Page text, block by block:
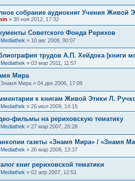
собрание аудиокниг Учения Живой
» 30 ноя 2012, 17:32
Советского Фонда Рерихов
Mediathek » 10 авг 2008, 00:07
трудов А.П. Хейдока (книги
Mediathek » 03 мар 2011, 11:57
Мира
Знамя Мира » 04 дек 2006, 17:09
к книгам Живой Этики Л.
Mediathek » 26 июл 2009, 14:15
фильмы на рериховскую тематику
Mediathek » 27 мар 2007, 20:28
газеты «Знамя Мира» / «Знамя
Mediathek » 26 мар 2008, 13:37
книг рериховской тематики
Mediathek » 02 апр 2007, 12:51